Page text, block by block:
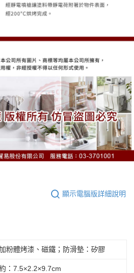
顯示電腦版詳細說明
粉體烤漆、磁鐵；防滑墊：矽膠
：7.5×2.2×9.7cm